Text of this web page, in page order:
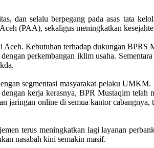
dan selalu berpegang pada asas tata
(PAA), sekaligus meningkatkan
Kebutuhan terhadap dukungan BPRS
perkembangan iklim usaha.
segmentasi masyarakat pelaku
kerja kerasnya, BPR Mustaqim telah
online di semua kantor cabangnya,
terus meningkatkan lagi layanan
nasabah kini semakin masif.